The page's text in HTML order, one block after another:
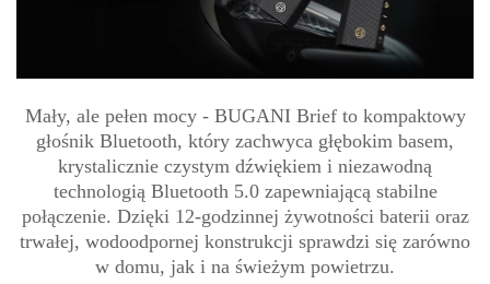
Mały, ale pełen mocy - BUGANI Brief to kompaktowy
głośnik Bluetooth, który zachwyca głębokim basem,
krystalicznie czystym dźwiękiem i niezawodną
technologią Bluetooth 5.0 zapewniającą stabilne
połączenie. Dzięki 12-godzinnej żywotności baterii oraz
trwałej, wodoodpornej konstrukcji sprawdzi się zarówno
w domu, jak i na świeżym powietrzu.